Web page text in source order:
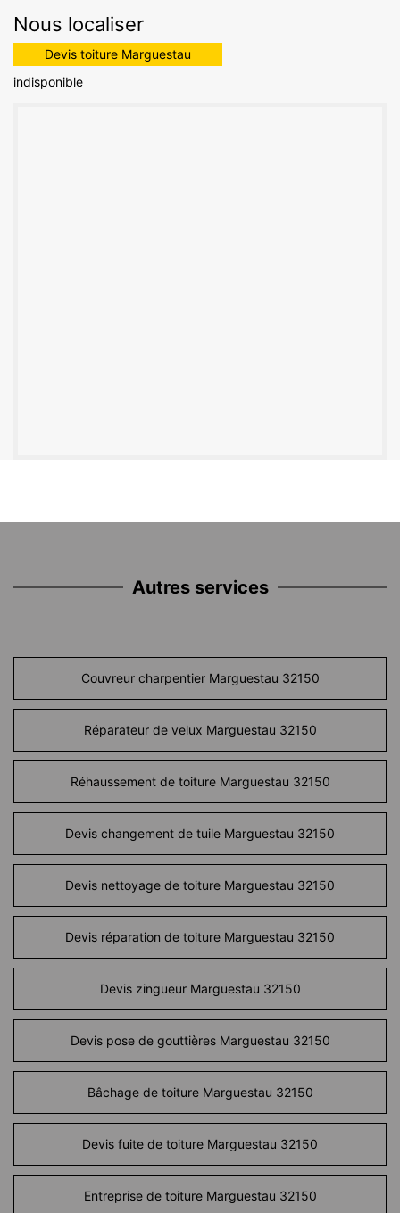
Nous localiser
Devis toiture Marguestau
indisponible
Autres services
Couvreur charpentier Marguestau 32150
Réparateur de velux Marguestau 32150
Réhaussement de toiture Marguestau 32150
Devis changement de tuile Marguestau 32150
Devis nettoyage de toiture Marguestau 32150
Devis réparation de toiture Marguestau 32150
Devis zingueur Marguestau 32150
Devis pose de gouttières Marguestau 32150
Bâchage de toiture Marguestau 32150
Devis fuite de toiture Marguestau 32150
Entreprise de toiture Marguestau 32150